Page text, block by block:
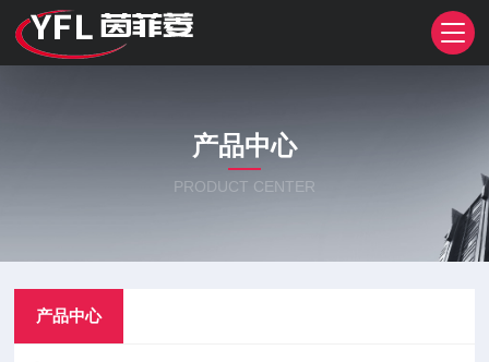
产品中心
PRODUCT CENTER
产品中心